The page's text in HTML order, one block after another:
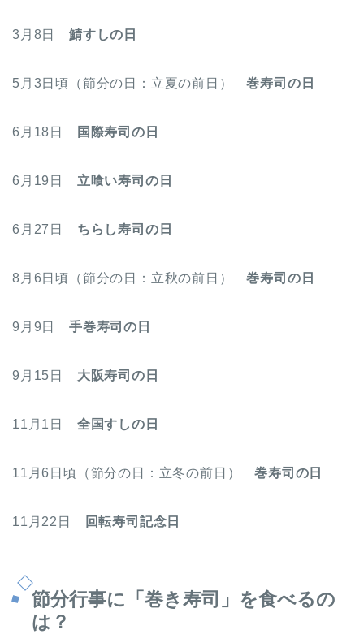
3月8日 鯖すしの日
5月3日頃（節分の日：立夏の前日）巻寿司の日
6月18日 国際寿司の日
6月19日 立喰い寿司の日
6月27日 ちらし寿司の日
8月6日頃（節分の日：立秋の前日）巻寿司の日
9月9日 手巻寿司の日
9月15日 大阪寿司の日
11月1日 全国すしの日
11月6日頃（節分の日：立冬の前日）巻寿司の日
11月22日 回転寿司記念日
節分行事に「巻き寿司」を食べるの
は？